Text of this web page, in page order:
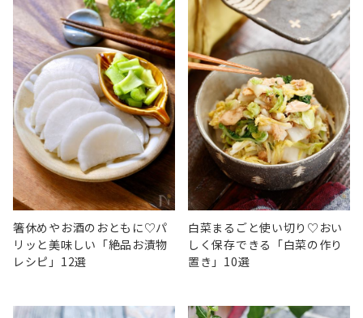
箸休めやお酒のおともに♡パ
リッと美味しい「絶品お漬物
レシピ」12選
白菜まるごと使い切り♡おい
しく保存できる「白菜の作り
置き」10選